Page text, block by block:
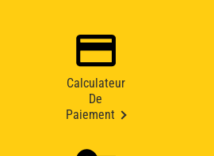
Calculateur
De
Paiement